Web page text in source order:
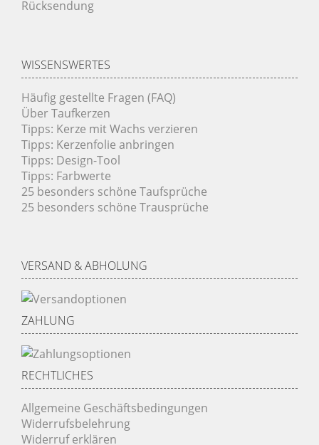
Rücksendung
WISSENSWERTES
Häufig gestellte Fragen (FAQ)
Über Taufkerzen
Tipps: Kerze mit Wachs verzieren
Tipps: Kerzenfolie anbringen
Tipps: Design-Tool
Tipps: Farbwerte
25 besonders schöne Taufsprüche
25 besonders schöne Trausprüche
VERSAND & ABHOLUNG
ZAHLUNG
RECHTLICHES
Allgemeine Geschäftsbedingungen
Widerrufsbelehrung
Widerruf erklären